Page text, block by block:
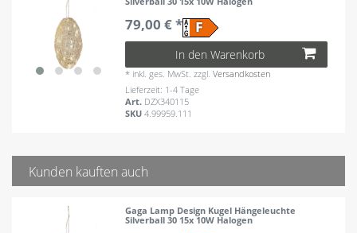
79,00 € *
In den Warenkorb
* inkl. ges. MwSt. zzgl.Versandkosten
Lieferzeit: 1-4 Tage
Art. DZX340115
SKU4.99959.111
Kunden kauften auch
Gaga Lamp Design Kugel Hängeleuchte
Silverball 30 15x 10W Halogen